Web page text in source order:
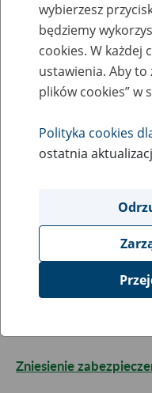
Katalog
należności
12
Wniesienie skargi
zastosowanie zbyt
Rozpatrzenie
Zniesienie
wybierzesz
będziemy
cookies. W każdej
ustawienia. Aby to
plików cookies” w
Polityka cookies
ostatnia